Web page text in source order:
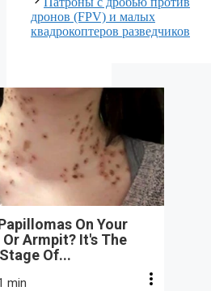
дронов (FPV) и малых
квадрокоптеров разведчиков
On Your
Armpit? It's The
Of...
min